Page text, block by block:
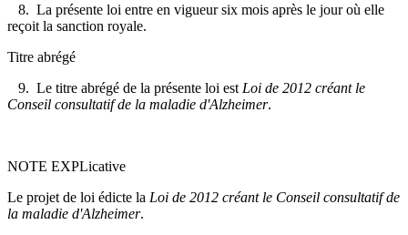
8. La présente loi entre en vigueur six mois après le jour où elle
reçoit la sanction royale.
Titre abrégé
9. Le titre abrégé de la présente loi est Loi de 2012 créant le
Conseil consultatif de la maladie d'Alzheimer.
NOTE EXPLicative
Le projet de loi édicte la Loi de 2012 créant le Conseil consultatif de
la maladie d'Alzheimer.